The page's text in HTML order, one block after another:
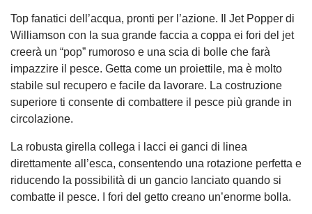
Top fanatici dell’acqua, pronti per l’azione. Il Jet Popper di
Williamson con la sua grande faccia a coppa ei fori del jet
creerà un “pop” rumoroso e una scia di bolle che farà
impazzire il pesce. Getta come un proiettile, ma è molto
stabile sul recupero e facile da lavorare. La costruzione
superiore ti consente di combattere il pesce più grande in
circolazione.
La robusta girella collega i lacci ei ganci di linea
direttamente all’esca, consentendo una rotazione perfetta e
riducendo la possibilità di un gancio lanciato quando si
combatte il pesce. I fori del getto creano un’enorme bolla.